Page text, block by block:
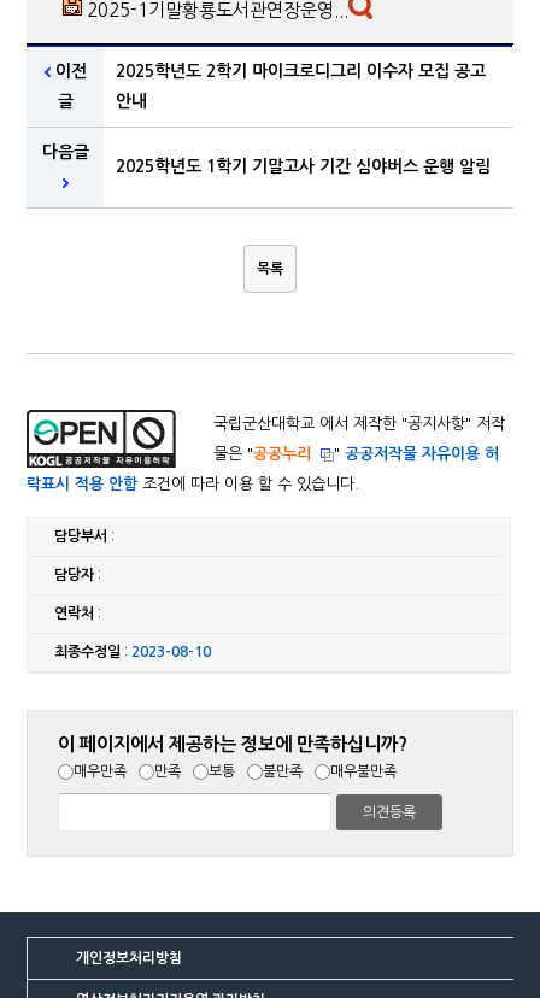
2025-1기말황룡도서관연장운영...
이전
글
2025학년도 2학기 마이크로디그리 이수자 모집 공고
안내
다음글
2025학년도 1학기 기말고사 기간 심야버스 운행 알림
목록
국립군산대학교 에서 제작한 "공지사항" 저작
물은 "공공누리 "공공저작물 자유이용 허
락표시 적용 안함조건에 따라 이용 할 수 있습니다.
담당부서 :
담당자:
연락처 :
최종수정일 : 2023-08-10
이 페이지에서 제공하는 정보에 만족하십니까?
매우만족 만족 보통 불만족 매우불만족
개인정보처리방침